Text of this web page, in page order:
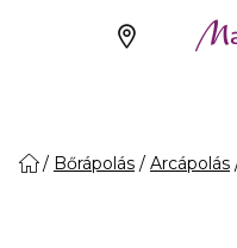
Bőrápolás Arcápolás